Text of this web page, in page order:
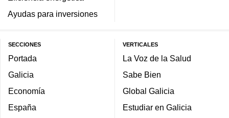
Ayudas para inversiones
SECCIONES
Portada
Galicia
Economía
España
VERTICALES
La Voz de la Salud
Sabe Bien
Global Galicia
Estudiar en Galicia